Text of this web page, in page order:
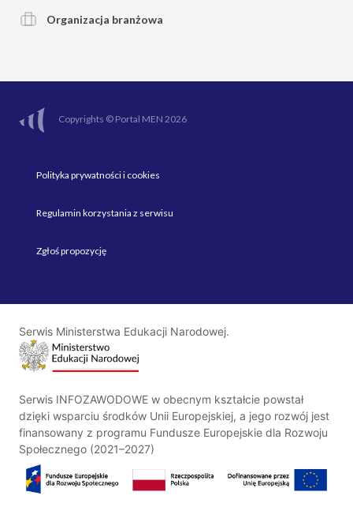
Organizacja branżowa
Copyrights © Portal MEN 2026
Polityka prywatności i cookies
Regulamin korzystania z serwisu
Zgłoś propozycję
Serwis Ministerstwa Edukacji Narodowej.
Serwis INFOZAWODOWE w obecnym kształcie powstał
dzięki wsparciu środków Unii Europejskiej, a jego rozwój jest
finansowany z programu Fundusze Europejskie dla Rozwoju
Społecznego (2021–2027)